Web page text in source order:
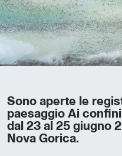
Sono aperte le
paesaggio Ai
dal 23 al 25 giugno
Nova Gorica.